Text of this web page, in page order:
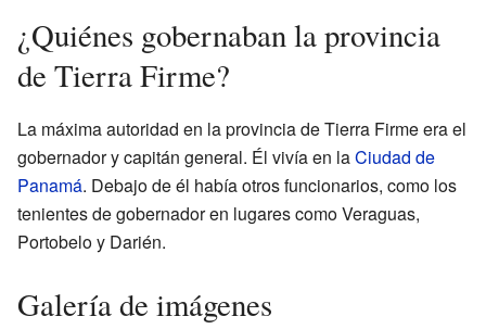
¿Quiénes gobernaban la provincia
de Tierra Firme?
La máxima autoridad en la provincia de Tierra Firme era el
gobernador y capitán general. Él vivía en laCiudad de
Panamá. Debajo de él había otros funcionarios, como los
tenientes de gobernador en lugares como Veraguas,
Portobelo y Darién.
Galería de imágenes